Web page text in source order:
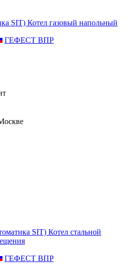
SIT) Котел газовый напольный
ГЕФЕСТ ВПР
SIT) Котел стальной
ГЕФЕСТ ВПР